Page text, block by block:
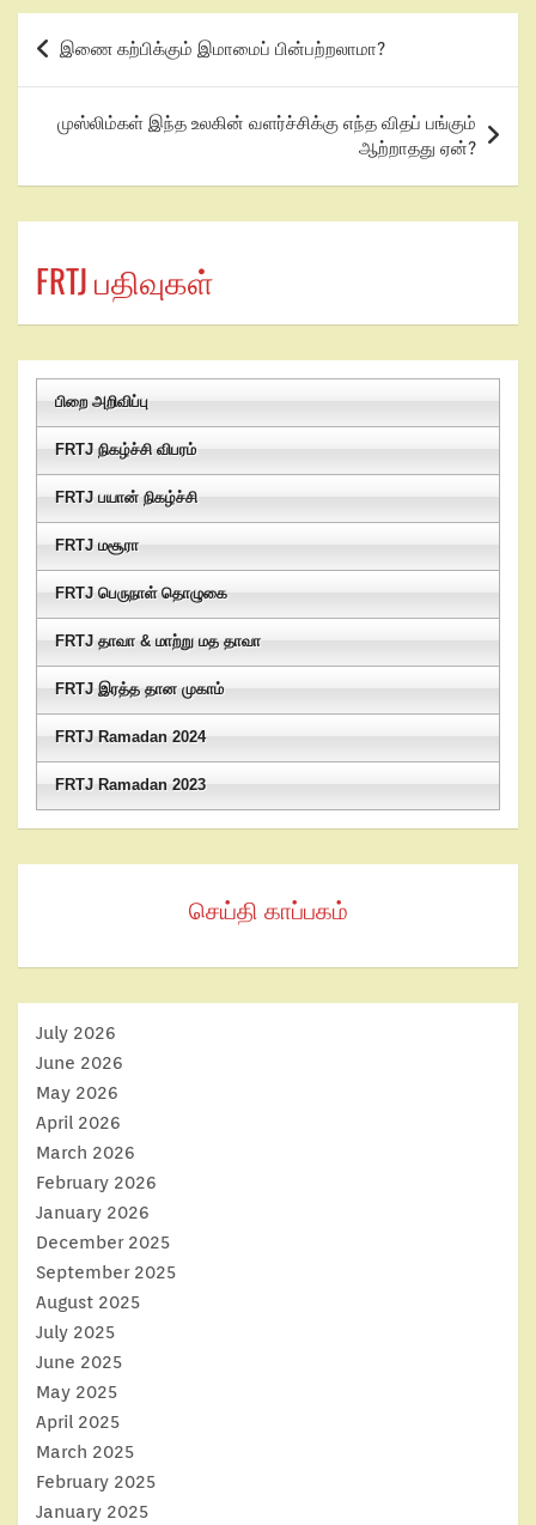
இணை கற்பிக்கும் இமாமைப் பின்பற்றலாமா?
முஸ்லிம்கள் இந்த உலகின் வளர்ச்சிக்கு எந்த விதப் பங்கும்
ஆற்றாதது ஏன்?
FRTJ பதிவுகள்
பிறை அறிவிப்பு
FRTJ நிகழ்ச்சி விபரம்
FRTJ பயான் நிகழ்ச்சி
FRTJ மசூரா
FRTJ பெருநாள் தொழுகை
FRTJ தாவா & மாற்று மத தாவா
FRTJ இரத்த தான முகாம்
FRTJ Ramadan 2024
FRTJ Ramadan 2023
செய்தி காப்பகம்
July 2026
June 2026
May 2026
April 2026
March 2026
February 2026
January 2026
December 2025
September 2025
August 2025
July 2025
June 2025
May 2025
April 2025
March 2025
February 2025
January 2025